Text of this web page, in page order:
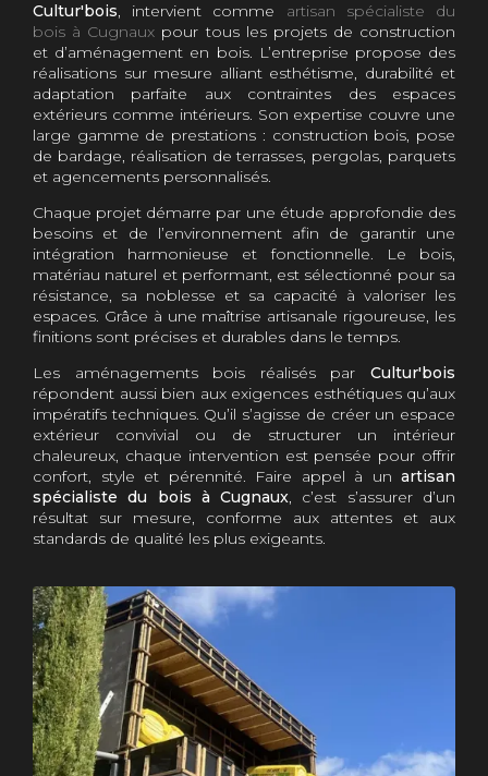
Cultur'bois, intervient comme artisan spécialiste du
bois à Cugnaux pour tous les projets de construction
et d’aménagement en bois. L’entreprise propose des
réalisations sur mesure alliant esthétisme, durabilité et
adaptation parfaite aux contraintes des espaces
extérieurs comme intérieurs. Son expertise couvre une
large gamme de prestations : construction bois, pose
de bardage, réalisation de terrasses, pergolas, parquets
et agencements personnalisés.
Chaque projet démarre par une étude approfondie des
besoins et de l’environnement afin de garantir une
intégration harmonieuse et fonctionnelle. Le bois,
matériau naturel et performant, est sélectionné pour sa
résistance, sa noblesse et sa capacité à valoriser les
espaces. Grâce à une maîtrise artisanale rigoureuse, les
finitions sont précises et durables dans le temps.
Les aménagements bois réalisés par Cultur'bois
répondent aussi bien aux exigences esthétiques qu’aux
impératifs techniques. Qu’il s’agisse de créer un espace
extérieur convivial ou de structurer un intérieur
chaleureux, chaque intervention est pensée pour offrir
confort, style et pérennité. Faire appel à un artisan
spécialiste du bois à Cugnaux, c’est s’assurer d’un
résultat sur mesure, conforme aux attentes et aux
standards de qualité les plus exigeants.